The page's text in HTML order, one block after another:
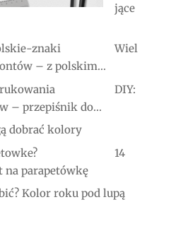
jące
Wiel
– z polskim...
DIY:
– przepiśnik do...
dobrać kolory
14
na parapetówkę
Kolor roku pod lupą